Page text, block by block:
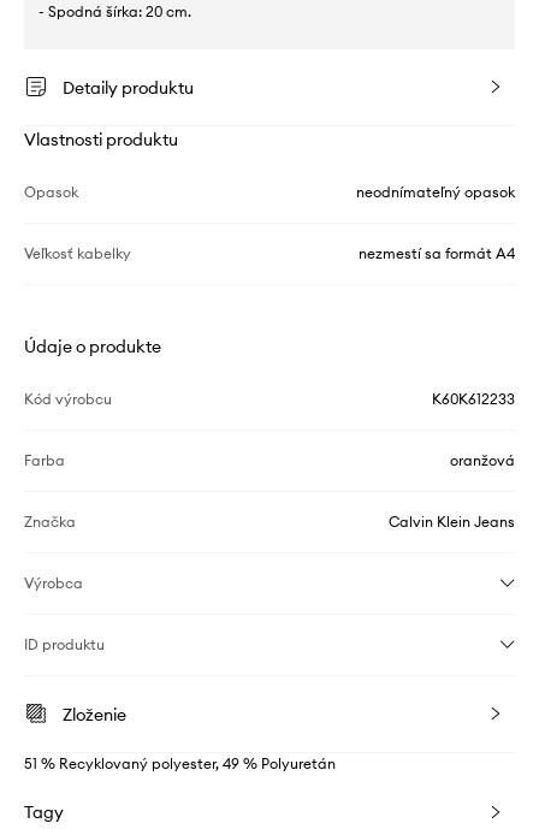
- Spodná šírka: 20 cm.
Detaily produktu
Vlastnosti produktu
Opasok neodnímateľný opasok
Veľkosť kabelky nezmestí sa formát A4
Údaje o produkte
Kód výrobcu K60K612233
Farba oranžová
Značka Calvin Klein Jeans
Výrobca
ID produktu
Zloženie
51 % Recyklovaný polyester, 49 % Polyuretán
Tagy